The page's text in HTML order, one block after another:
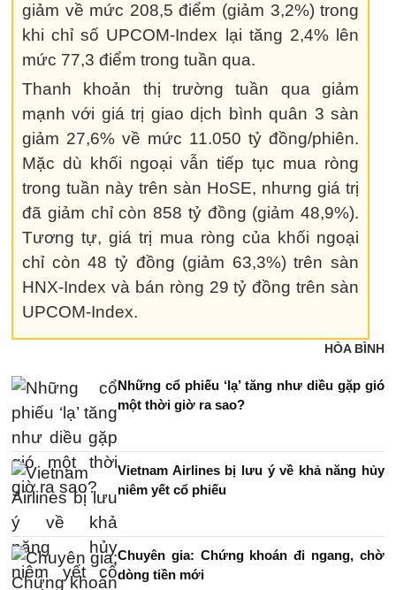
giảm về mức 208,5 điểm (giảm 3,2%) trong
khi chỉ số UPCOM-Index lại tăng 2,4% lên
mức 77,3 điểm trong tuần qua.
Thanh khoản thị trường tuần qua giảm
mạnh với giá trị giao dịch bình quân 3 sàn
giảm 27,6% về mức 11.050 tỷ đồng/phiên.
Mặc dù khối ngoại vẫn tiếp tục mua ròng
trong tuần này trên sàn HoSE, nhưng giá trị
đã giảm chỉ còn 858 tỷ đồng (giảm 48,9%).
Tương tự, giá trị mua ròng của khối ngoại
chỉ còn 48 tỷ đồng (giảm 63,3%) trên sàn
HNX-Index và bán ròng 29 tỷ đồng trên sàn
UPCOM-Index.
HÒA BÌNH
Những cổ phiếu ‘lạ’ tăng như diều gặp gió
một thời giờ ra sao?
Vietnam Airlines bị lưu ý về khả năng hủy
niêm yết cổ phiếu
Chuyên gia: Chứng khoán đi ngang, chờ
dòng tiền mới